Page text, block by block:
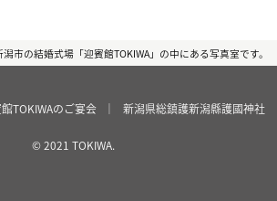
市の結婚式場「迎賓館TOKIWA」の中にある写真室です。
TOKIWAのご宴会 ｜ 新潟県総鎮護新潟縣護國神社
© 2021 TOKIWA.